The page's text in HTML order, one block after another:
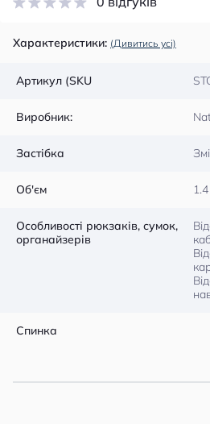
Характеристики: (Дивитись усі)
Артикул (SKU
Виробник:
Застібка
Об'єм
Особливості рюкзаків, сумок,
органайзерів
Спинка